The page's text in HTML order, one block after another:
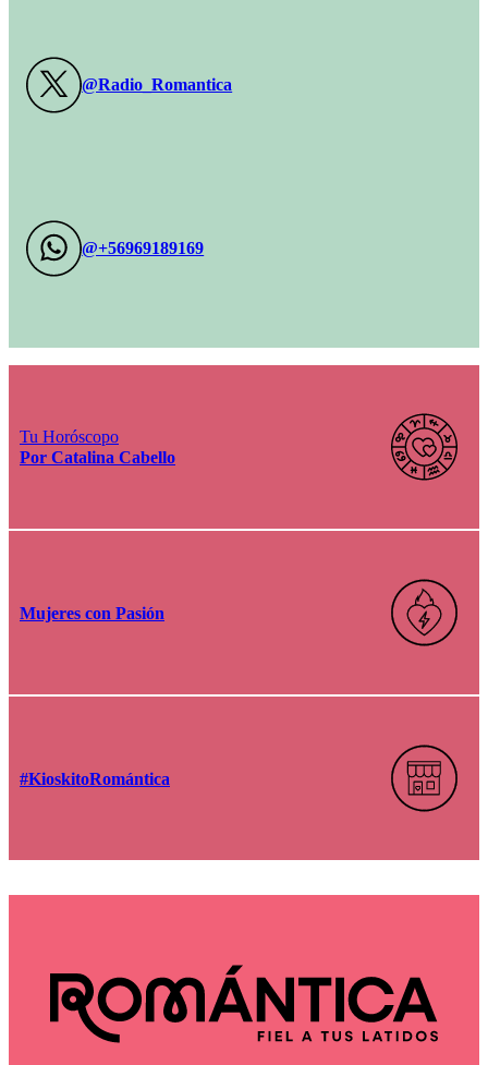
@Radio_Romantica
@+56969189169
Tu Horóscopo
Por Catalina Cabello
Mujeres con Pasión
#KioskitoRomántica